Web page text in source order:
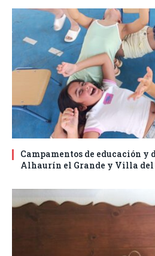
Campamentos de educación y
Alhaurín el Grande y Villa del